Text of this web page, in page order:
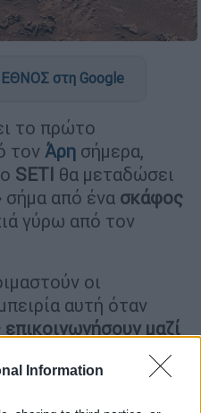
Information
στη Google
το πρώτο
τον Άρη σήμερα,
SETI θα μεταδώσει
σήμα από ένα σκάφος
γύρω από τον
οι
αυτή όταν
μαζί